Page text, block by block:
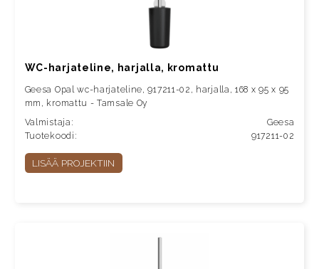
WC-harjateline, harjalla, kromattu
Geesa Opal wc-harjateline, 917211-02, harjalla, 168 x 95 x 95
mm, kromattu - Tamsale Oy
Valmistaja:
Geesa
Tuotekoodi:
917211-02
LISÄÄ PROJEKTIIN